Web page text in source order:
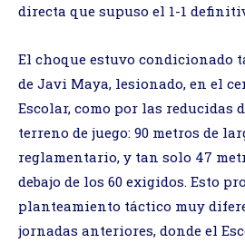
directa que supuso el 1-1
El choque estuvo condicionado
de Javi Maya, lesionado, en el
Escolar, como por las reducidas
terreno de juego: 90 metros de
reglamentario, y tan solo 47
debajo de los 60 exigidos. Esto
planteamiento táctico muy
jornadas anteriores, donde el